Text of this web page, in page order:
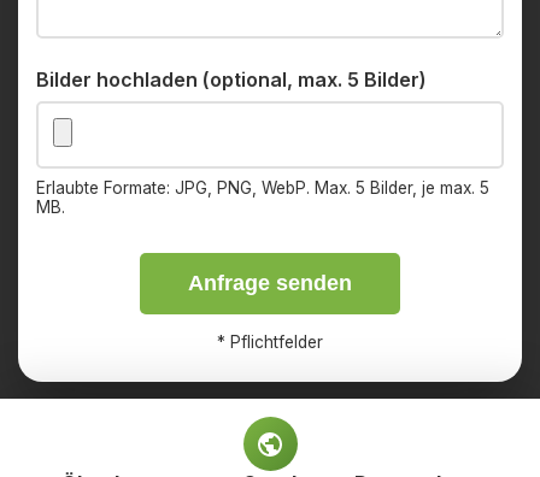
Bilder hochladen (optional, max. 5 Bilder)
Erlaubte Formate: JPG, PNG, WebP. Max. 5 Bilder, je max. 5
MB.
Anfrage senden
* Pflichtfelder